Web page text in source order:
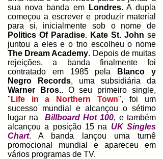
sua nova banda em
Londres. A dupla
começou a escrever e produzir material
para si, inicialmente sob o nome de
Politics Of Paradise. Kate St. John se
juntou a eles e o trio escolheu o nome
The Dream Academy. Depois de muitas
rejeições, a banda finalmente foi
contratado em 1985 pela
Blanco y
Negro Records, uma subsidiária da
Warner Bros.. O seu primeiro single,
" Life in a Northern Town", foi um
sucesso mundial e alcançou o sétimo
lugar na Billboard Hot 100, e também
alcançou a posição 15 na UK Singles
Chart. A banda lançou uma turnê
promocional mundial e apareceu em
vários programas de TV.